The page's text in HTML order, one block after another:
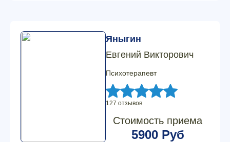
Яныгин
Евгений Викторович
Психотерапевт
127 отзывов
Стоимость приема
5900 Руб